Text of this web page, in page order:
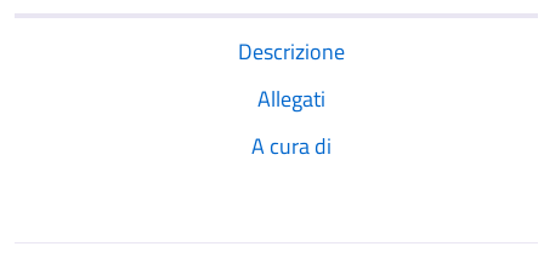
Descrizione
Allegati
A cura di